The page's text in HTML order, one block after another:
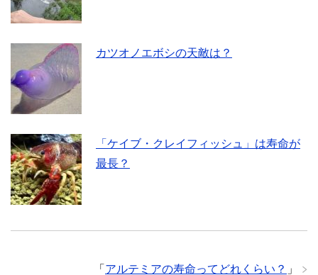
カツオノエボシの天敵は？
「ケイブ・クレイフィッシュ」は寿命が
最長？
「 アルテミアの寿命ってどれくらい？ 」